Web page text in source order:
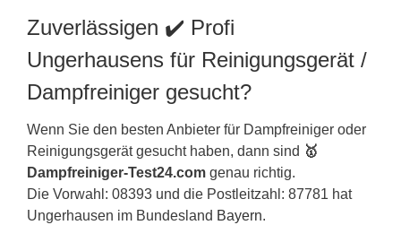
Zuverlässigen ✔️ Profi
Ungerhausens für Reinigungsgerät /
Dampfreiniger gesucht?
Wenn Sie den besten Anbieter für Dampfreiniger oder
Reinigungsgerät gesucht haben, dann sind 🥇
Dampfreiniger-Test24.com genau richtig.
Die Vorwahl: 08393 und die Postleitzahl: 87781 hat
Ungerhausen im Bundesland Bayern.